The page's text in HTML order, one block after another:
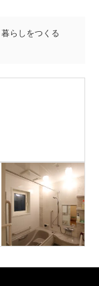
暮らしをつくる